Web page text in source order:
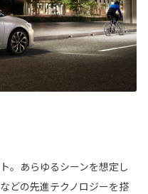
。あらゆるシーンを想定し
どの先進テクノロジーを搭